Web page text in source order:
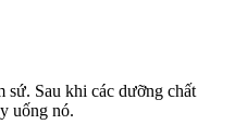
sứ. Sau khi các dưỡng chất
uống nó.